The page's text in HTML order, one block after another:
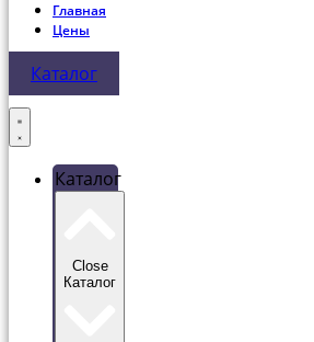
Главная
Цены
Каталог
Каталог
Close
Каталог